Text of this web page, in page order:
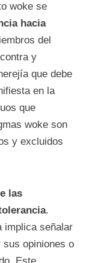
woke se
hacia
del
y
que debe
en la
que
woke son
y excluidos
las
.
implica señalar
opiniones o